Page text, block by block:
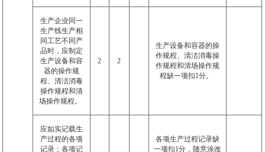
生产企业同一
生产线生产相
同工艺不同产
品时，应制定
生产设备和容
器的操作规
程、清洁消毒
操作规程和清
场操作规程。
2 2
生产设备和容器的操
作规程、清洁消毒操
作规程和清场操作规
程缺一项扣1分。
应如实记载生
产过程的各项
记录；各项记
各项生产过程记录缺
一项扣1分，随意涂改